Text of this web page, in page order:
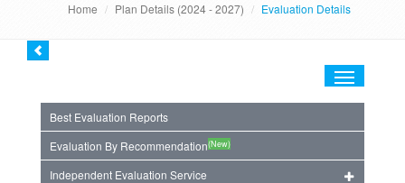
Home Plan Details (2024 - 2027) Evaluation Details
Toggle
Best Evaluation Reports
Evaluation By Recommendation(New)
Independent Evaluation Service